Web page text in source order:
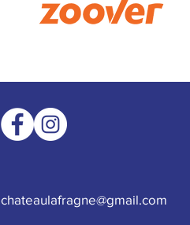
chateaulafragne@gmail.com